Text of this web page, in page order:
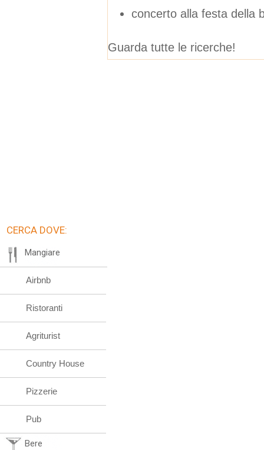
concerto alla festa della
Guarda tutte le ricerche!
CERCA DOVE:
Mangiare
Airbnb
Ristoranti
Agriturist
Country House
Pizzerie
Pub
Bere